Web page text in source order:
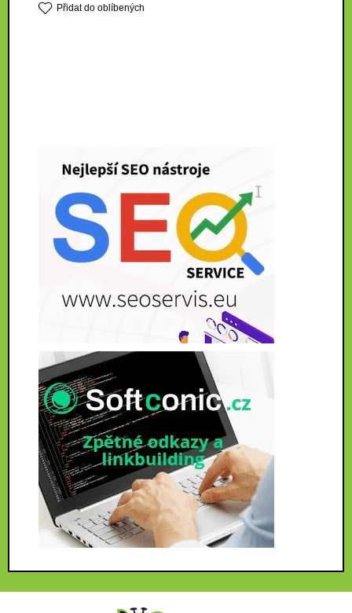
Přidat do oblíbených